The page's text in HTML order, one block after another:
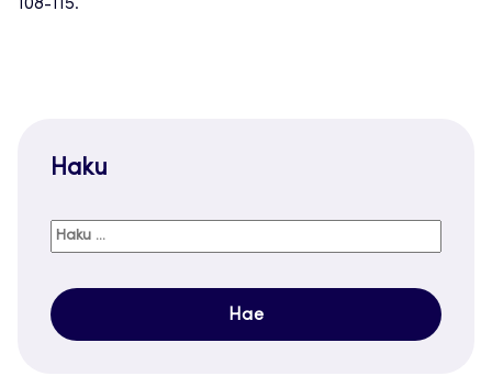
108-115.
Haku
Haku: